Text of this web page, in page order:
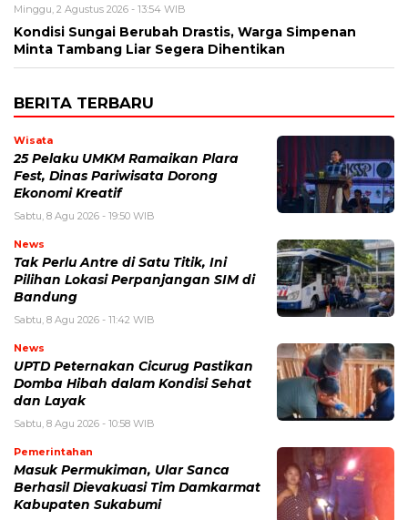
Minggu, 2 Agustus 2026 - 13:54 WIB
Kondisi Sungai Berubah Drastis, Warga Simpenan
Minta Tambang Liar Segera Dihentikan
BERITA TERBARU
Wisata
25 Pelaku UMKM Ramaikan Plara
Fest, Dinas Pariwisata Dorong
Ekonomi Kreatif
Sabtu, 8 Agu 2026 - 19:50 WIB
News
Tak Perlu Antre di Satu Titik, Ini
Pilihan Lokasi Perpanjangan SIM di
Bandung
Sabtu, 8 Agu 2026 - 11:42 WIB
News
UPTD Peternakan Cicurug Pastikan
Domba Hibah dalam Kondisi Sehat
dan Layak
Sabtu, 8 Agu 2026 - 10:58 WIB
Pemerintahan
Masuk Permukiman, Ular Sanca
Berhasil Dievakuasi Tim Damkarmat
Kabupaten Sukabumi